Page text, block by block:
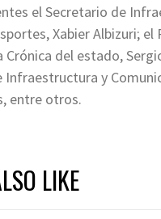
el Secretario de
Xabier Albizuri; el
Crónica del estado,
Infraestructura y
entre otros.
LIKE